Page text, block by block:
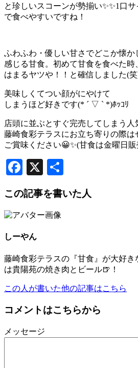
と珍しいスコーンが勢揃い✨✨1口
で食べやすいですね！
ふわふわ・優しい甘さでどこか懐か
感じる甘食。初めて甘食を食べた時
はまるヤツや！！と確信しました(
美味しくてつい顔がにやけて
しまうほど好きです(* ´ ▽ ` *)ﾎｯｺﾘ
店頭に並ぶとすぐ完売してしまう人
藤崎食彩テラスにお立ち寄りの際は
ご賞味ください😀✨(甘食は金曜日
Facebook
X
この記事を書いた人
しーやん
藤崎食彩テラスの『甘食』が大好
は貴陽苑の焼き肉とビール🍺！
この人が書いた他の記事はこちら
コメントはこちらから
メッセージ